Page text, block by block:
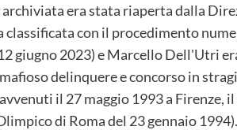
era stata riaperta dalla
con il procedimento
giugno 2023) e Marcello Dell'Utri
delinquere e concorso in stragi
il 27 maggio 1993 a Firenze,
di Roma del 23 gennaio